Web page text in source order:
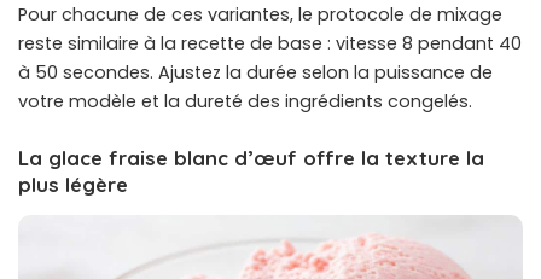
Pour chacune de ces variantes, le protocole de mixage
reste similaire à la recette de base : vitesse 8 pendant 40
à 50 secondes. Ajustez la durée selon la puissance de
votre modèle et la dureté des ingrédients congelés.
La glace fraise blanc d’œuf offre la texture la
plus légère